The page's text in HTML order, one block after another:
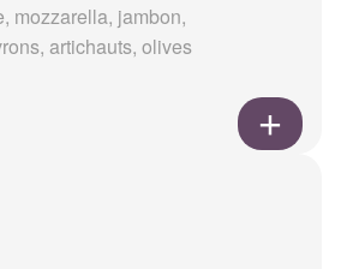
mozzarella, jambon,
artichauts, olives